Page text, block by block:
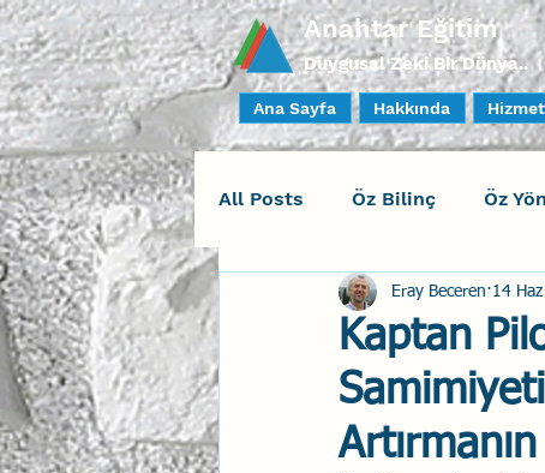
Anahtar Eğitim
Duygusal Zeki Bir Dünya..
Ana Sayfa Hakkında
All Posts Öz Bilinç Öz
Sosyal Bilinç İlişki
Yaratıcı Drama İnsan
Kaptan
Eray Beceren 14